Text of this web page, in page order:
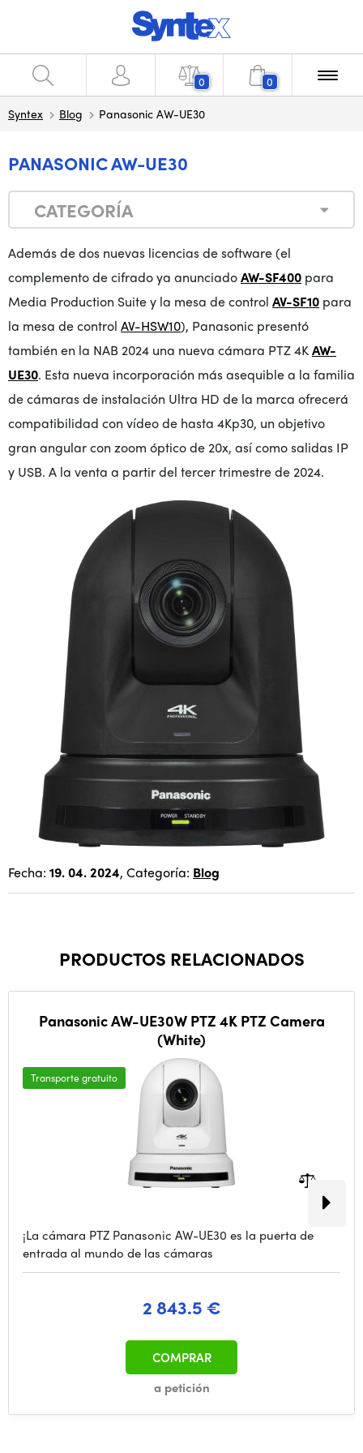
0 0
Syntex Blog Panasonic AW-UE30
PANASONIC AW-UE30
CATEGORÍA
Además de dos nuevas licencias de software (el
complemento de cifrado ya anunciadoAW-SF400 para
Media Production Suite y la mesa de control AV-SF10 para
la mesa de control AV-HSW10), Panasonic presentó
también en la NAB 2024 una nueva cámara PTZ 4KAW-
UE30. Esta nueva incorporación más asequible a la familia
de cámaras de instalación Ultra HD de la marca ofrecerá
compatibilidad con vídeo de hasta 4Kp30, un objetivo
gran angular con zoom óptico de 20x, así como salidas IP
y USB. A la venta a partir del tercer trimestre de 2024.
Fecha: 19. 04. 2024, Categoría: Blog
PRODUCTOS RELACIONADOS
Panasonic AW-UE30W PTZ 4K PTZ Camera
(White)
Transporte gratuito
¡La cámara PTZ Panasonic AW-UE30 es la puerta de
entrada al mundo de las cámaras
2 843.5 €
a petición
COMPRAR